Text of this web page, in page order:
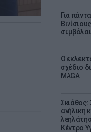
Για
Ο
σχέδιο
MAGA
Σκιάθος:
ανήλικη
Κέντρο